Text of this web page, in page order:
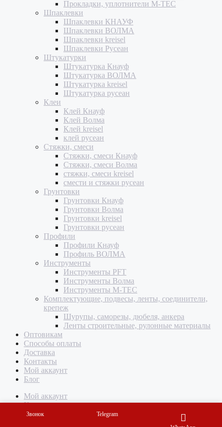
Звонок
Telegram
Прокладки, уплотнители M-TEC
Шпаклевки
Шпаклевки КНАУФ
Шпаклевки ВОЛМА
Шпаклевки kreisel
Шпаклевки Русеан
Штукатурки
Штукатурка Кнауф
Штукатурка ВОЛМА
Штукатурка kreisel
Штукатурка русеан
Клеи
Клей Кнауф
Клей Волма
Клей kreisel
клей русеан
Стяжки, смеси
Стяжки, смеси Кнауф
Стяжки, смеси Волма
стяжки, смеси kreisel
смести и стяжки русеан
Грунтовки
Грунтовки Кнауф
Грунтовки Волма
Грунтовки kreisel
Грунтовки русеан
Профили
Профили Кнауф
Профиль ВОЛМА
Инструменты
Инструменты PFT
Инструменты Волма
Инструменты M-TEC
Комплектующие, подвесы, ленты, соединители,
крепеж
Шурупы, саморезы, дюбеля, анкера
Ленты строительные, рулонные материалы
Оптовикам
Способы оплаты
Доставка
Контакты
Мой аккаунт
Блог
Мой аккаунт
Корзина